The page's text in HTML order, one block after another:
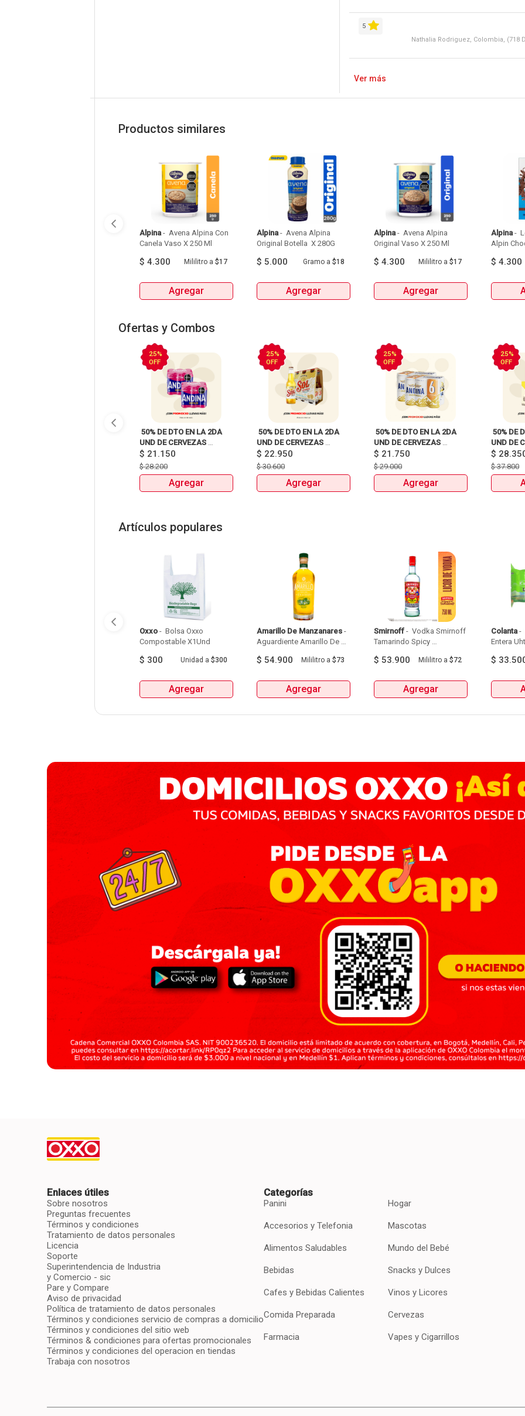
5
Nathalia Rodriguez, Colombia, (718
Ver más
Productos similares
Alpina - Avena Alpina Con
$4.300 Mililitro a$17
Agregar
Alpina - Avena Alpina
$ 5.000 Gramo a$18
Agregar
Alpina - Avena Alpina
$4.300 Mililitro a$17
Agregar
Alpina -
Alpin
$4.300
Ofertas y Combos
25%
OFF
50% DE DTO EN LA 2DA
UND DE CERVEZAS
SIXPACKS Y UNIDAD
HEINEKEN, SOL, 3
CORDILLERAS, ANDINA,
MILLER Y MITICA
$ 21.150
$28.200
Agregar
25%
OFF
50% DE DTO EN LA 2DA
UND DE CERVEZAS
SIXPACKS Y UNIDAD
HEINEKEN, SOL, 3
CORDILLERAS, ANDINA,
MILLER Y MITICA
$ 22.950
$30.600
Agregar
25%
OFF
50% DE DTO EN LA 2DA
UND DE CERVEZAS
SIXPACKS Y UNIDAD
HEINEKEN, SOL, 3
CORDILLERAS, ANDINA,
MILLER Y MITICA
$ 21.750
$29.000
Agregar
25%
OFF
50% DE
UND DE
$
$37.800
Artículos populares
Oxxo - Bolsa Oxxo
$ 300 Unidad a$300
Agregar
Amarillo De Manzanares -
Aguardiente Amarillo De
$ 54.900 Mililitro a$73
Agregar
Smirnoff - Vodka Smirnoff
Tamarindo Spicy
$ 53.900 Mililitro a$72
Agregar
Colanta -
Entera
$
Enlaces útiles
Sobre nosotros
Preguntas frecuentes
Términos y condiciones
Tratamiento de datos personales
Licencia
Soporte
Superintendencia de Industria
y Comercio - sic
Pare y Compare
Aviso de privacidad
Política de tratamiento de datos personales
Términos y condiciones servicio de compras a domicilio
Términos y condiciones del sitio web
Términos & condiciones para ofertas promocionales
Términos y condiciones del operacion en tiendas
Trabaja con nosotros
Categorías
Panini
Accesorios y Telefonia
Alimentos Saludables
Bebidas
Cafes y Bebidas Calientes
Comida Preparada
Farmacia
Hogar
Mascotas
Mundo del Bebé
Snacks y Dulces
Vinos y Licores
Cervezas
Vapes y Cigarrillos